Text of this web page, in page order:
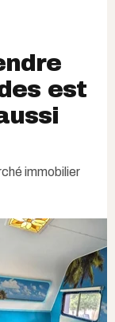
est
immobilier